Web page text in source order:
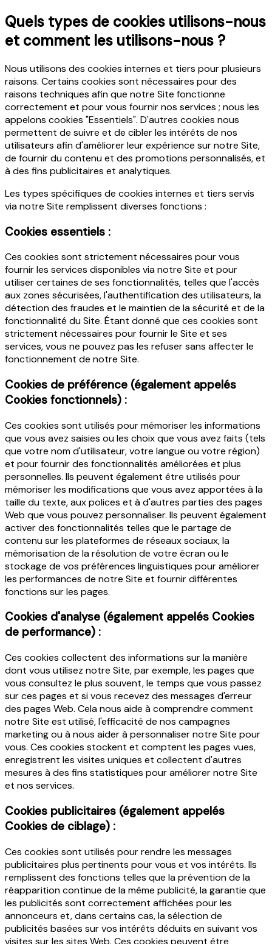
Quels types de cookies utilisons-nous
et comment les utilisons-nous ?
Nous utilisons des cookies internes et tiers pour plusieurs
raisons. Certains cookies sont nécessaires pour des
raisons techniques afin que notre Site fonctionne
correctement et pour vous fournir nos services ; nous les
appelons cookies "Essentiels". D'autres cookies nous
permettent de suivre et de cibler les intérêts de nos
utilisateurs afin d'améliorer leur expérience sur notre Site,
de fournir du contenu et des promotions personnalisés, et
à des fins publicitaires et analytiques.
Les types spécifiques de cookies internes et tiers servis
via notre Site remplissent diverses fonctions :
Cookies essentiels :
Ces cookies sont strictement nécessaires pour vous
fournir les services disponibles via notre Site et pour
utiliser certaines de ses fonctionnalités, telles que l'accès
aux zones sécurisées, l'authentification des utilisateurs, la
détection des fraudes et le maintien de la sécurité et de la
fonctionnalité du Site. Étant donné que ces cookies sont
strictement nécessaires pour fournir le Site et ses
services, vous ne pouvez pas les refuser sans affecter le
fonctionnement de notre Site.
Cookies de préférence (également appelés
Cookies fonctionnels) :
Ces cookies sont utilisés pour mémoriser les informations
que vous avez saisies ou les choix que vous avez faits (tels
que votre nom d'utilisateur, votre langue ou votre région)
et pour fournir des fonctionnalités améliorées et plus
personnelles. Ils peuvent également être utilisés pour
mémoriser les modifications que vous avez apportées à la
taille du texte, aux polices et à d'autres parties des pages
Web que vous pouvez personnaliser. Ils peuvent également
activer des fonctionnalités telles que le partage de
contenu sur les plateformes de réseaux sociaux, la
mémorisation de la résolution de votre écran ou le
stockage de vos préférences linguistiques pour améliorer
les performances de notre Site et fournir différentes
fonctions sur les pages.
Cookies d'analyse (également appelés Cookies
de performance) :
Ces cookies collectent des informations sur la manière
dont vous utilisez notre Site, par exemple, les pages que
vous consultez le plus souvent, le temps que vous passez
sur ces pages et si vous recevez des messages d'erreur
des pages Web. Cela nous aide à comprendre comment
notre Site est utilisé, l'efficacité de nos campagnes
marketing ou à nous aider à personnaliser notre Site pour
vous. Ces cookies stockent et comptent les pages vues,
enregistrent les visites uniques et collectent d'autres
mesures à des fins statistiques pour améliorer notre Site
et nos services.
Cookies publicitaires (également appelés
Cookies de ciblage) :
Ces cookies sont utilisés pour rendre les messages
publicitaires plus pertinents pour vous et vos intérêts. Ils
remplissent des fonctions telles que la prévention de la
réapparition continue de la même publicité, la garantie que
les publicités sont correctement affichées pour les
annonceurs et, dans certains cas, la sélection de
publicités basées sur vos intérêts déduits en suivant vos
visites sur les sites Web. Ces cookies peuvent être